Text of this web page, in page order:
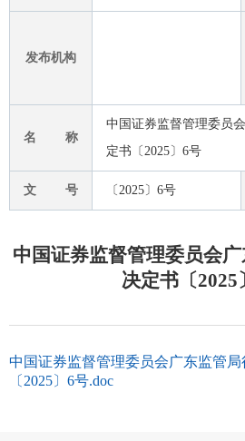
发布机构
名 称
中国证券监督管理委员
定书〔2025〕6号
文 号 〔2025〕6号
中国证券监督管理委员会
决定书〔2025
中国证券监督管理委员会广东监管
〔2025〕6号.doc